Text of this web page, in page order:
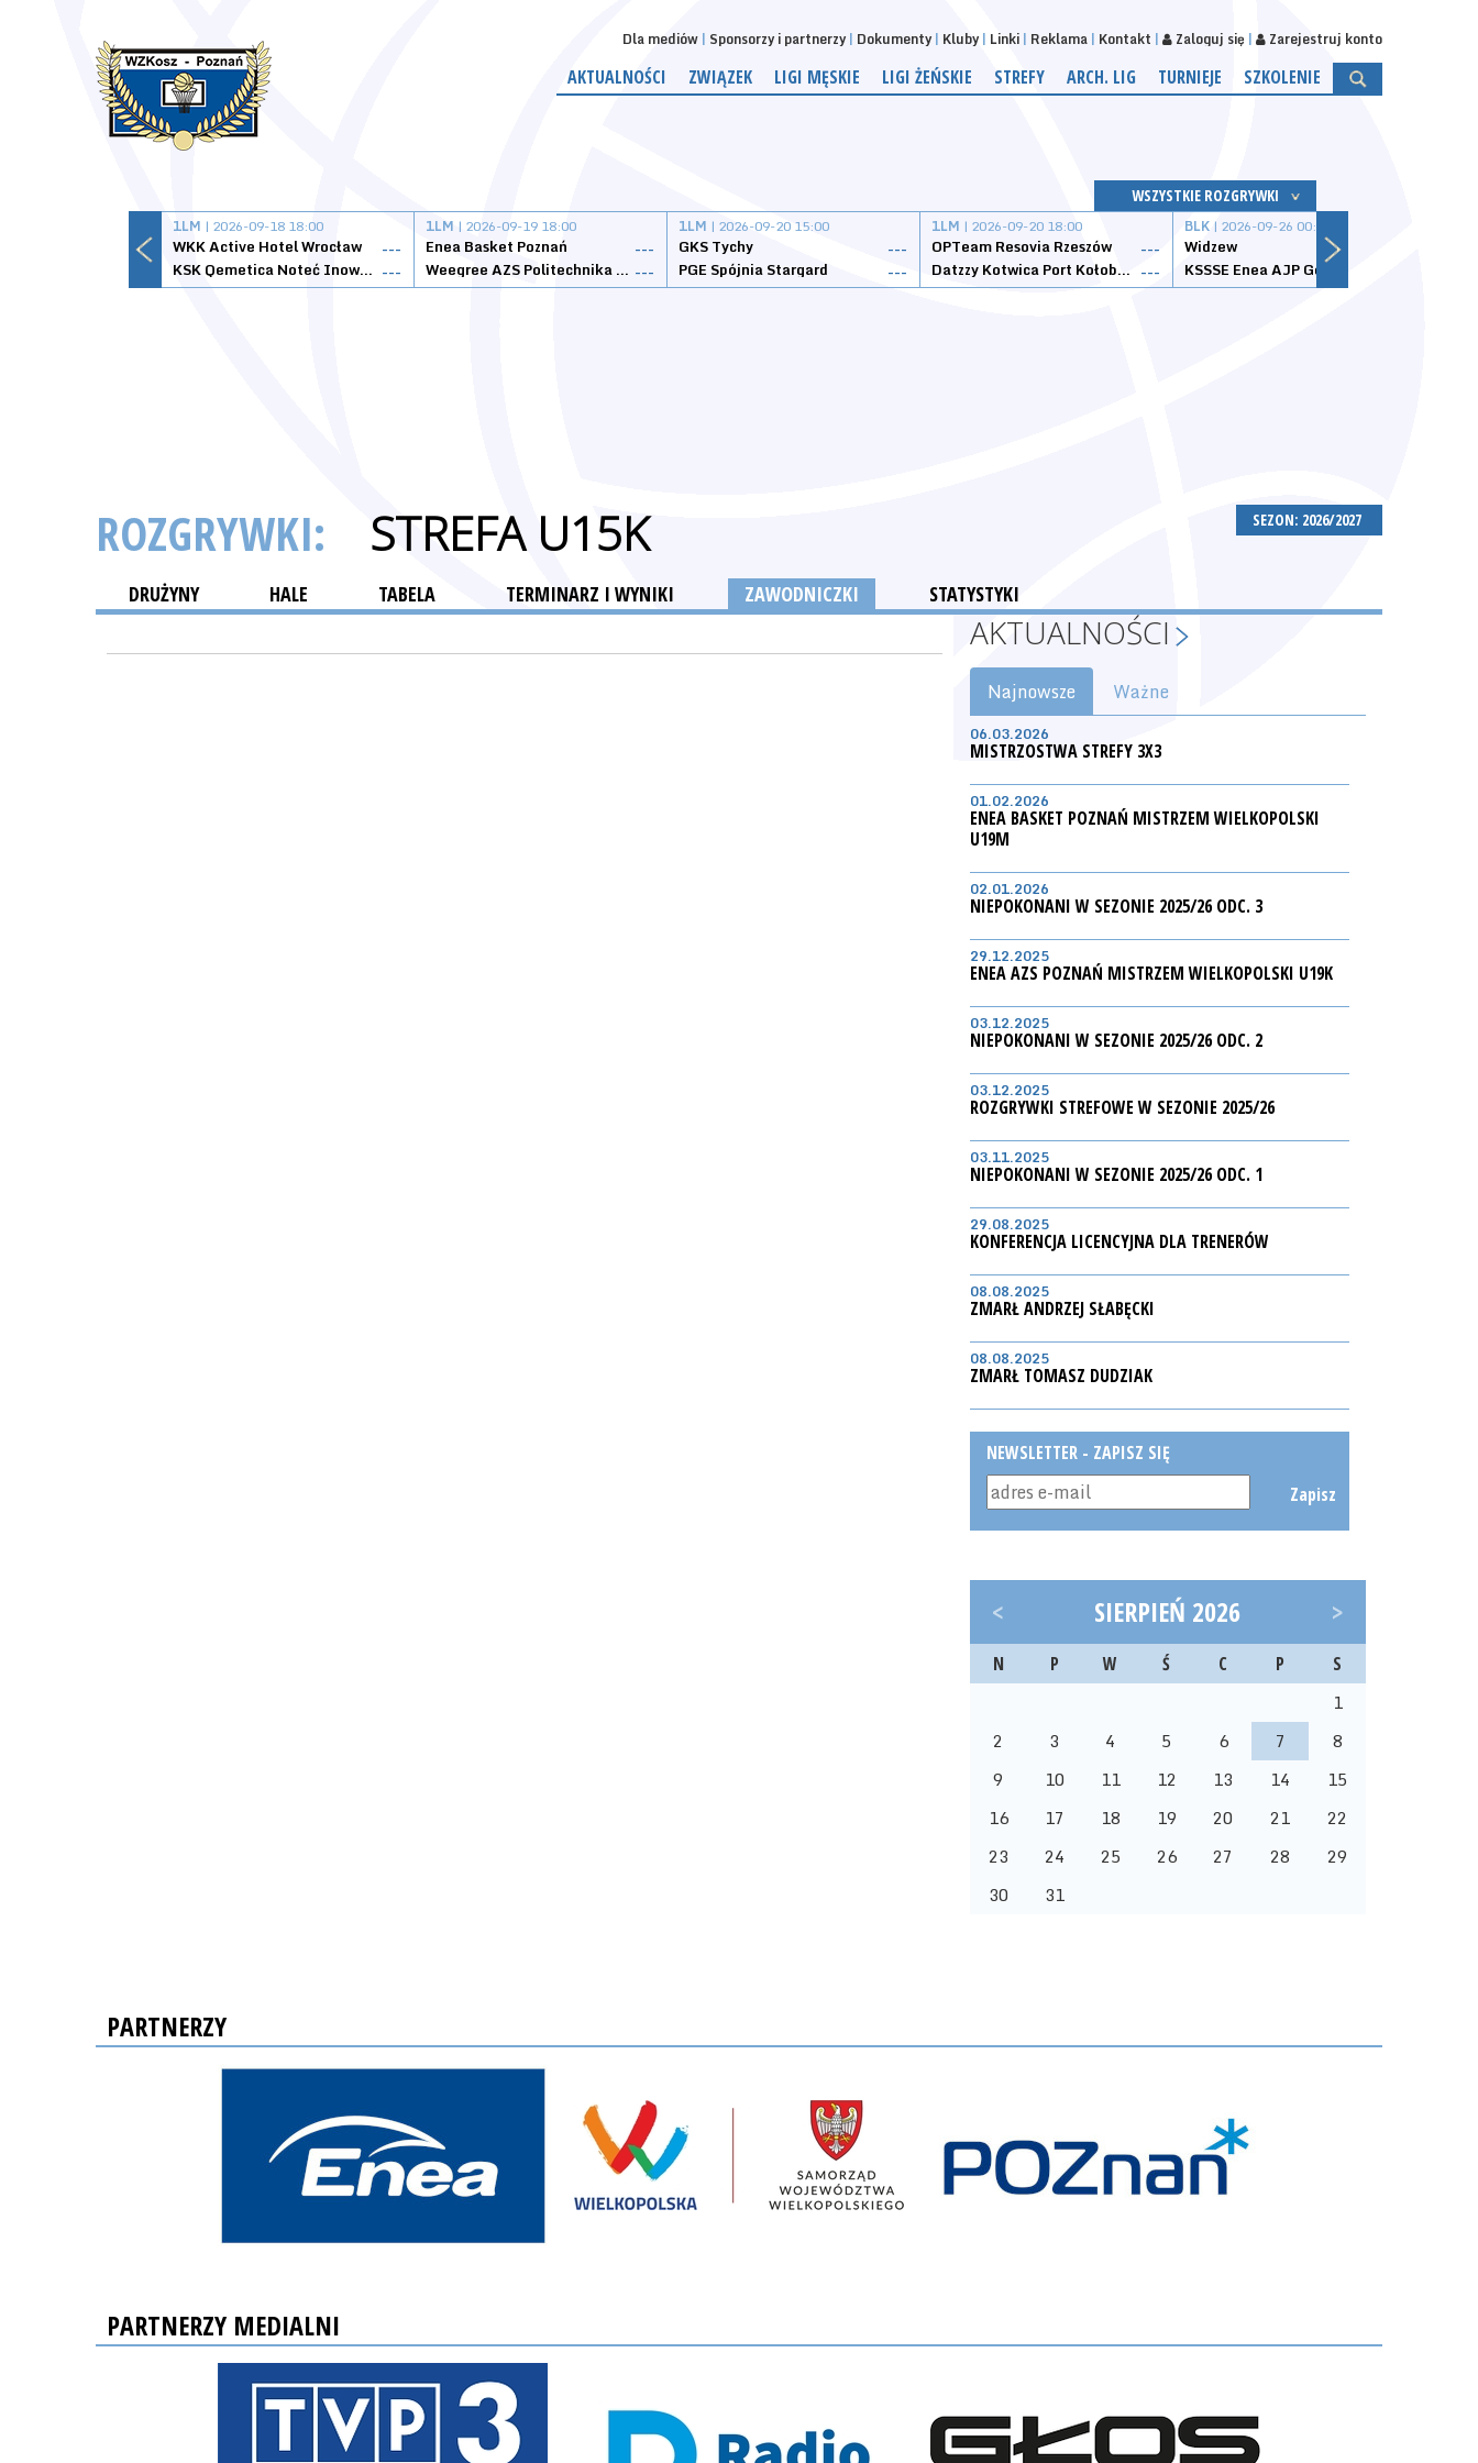
Dla mediów Sponsorzy i partnerzy Dokumenty Kluby Linki Reklama Kontakt Zaloguj się Zarejestruj konto
AKTUALNOŚCI ZWIĄZEK LIGI MĘSKIE LIGI ŻEŃSKIE STREFY ARCH. LIG TURNIEJE SZKOLENIE
WSZYSTKIE ROZGRYWKI
1LM | 2026-09-18 18:00
WKK Active Hotel Wrocław
---
KSK Qemetica Noteć Inowrocław ---
1LM | 2026-09-19 18:00
Enea Basket Poznań
---
Weegree AZS Politechnika Opolska ---
1LM | 2026-09-20 15:00
GKS Tychy
---
PGE Spójnia Stargard
---
1LM | 2026-09-20 18:00
OPTeam Resovia Rzeszów
---
Datzzy Kotwica Port Kołobrzeg ---
BLK | 2026-09-26 00:00
Widzew
SEZON: 2026/2027
ROZGRYWKI: STREFA U15K
DRUŻYNY HALE TABELA TERMINARZ I WYNIKI ZAWODNICZKI STATYSTYKI
AKTUALNOŚCI
Najnowsze Ważne
06.03.2026
MISTRZOSTWA STREFY 3X3
01.02.2026
ENEA BASKET POZNAŃ MISTRZEM WIELKOPOLSKI
U19M
02.01.2026
NIEPOKONANI W SEZONIE 2025/26 ODC. 3
29.12.2025
ENEA AZS POZNAŃ MISTRZEM WIELKOPOLSKI U19K
03.12.2025
NIEPOKONANI W SEZONIE 2025/26 ODC. 2
03.12.2025
ROZGRYWKI STREFOWE W SEZONIE 2025/26
03.11.2025
NIEPOKONANI W SEZONIE 2025/26 ODC. 1
29.08.2025
KONFERENCJA LICENCYJNA DLA TRENERÓW
08.08.2025
ZMARŁ ANDRZEJ SŁABĘCKI
08.08.2025
ZMARŁ TOMASZ DUDZIAK
NEWSLETTER - ZAPISZ SIĘ
Zapisz
< SIERPIEŃ 2026 >
N P W Ś C P S
1
2
3 4 5 6 7
8
9
10 11 12 13 14
15
16
17 18 19 20 21
22
23
24 25 26 27 28
29
30
31
PARTNERZY
PARTNERZY MEDIALNI